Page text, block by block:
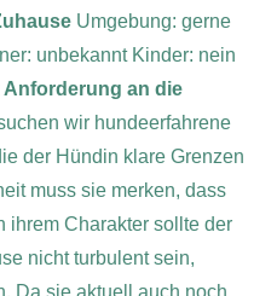
Umgebung: gerne
unbekannt Kinder: nein
Anforderung an die
wir hundeerfahrene
der Hündin klare Grenzen
muss sie merken, dass
ihrem Charakter sollte der
nicht turbulent sein,